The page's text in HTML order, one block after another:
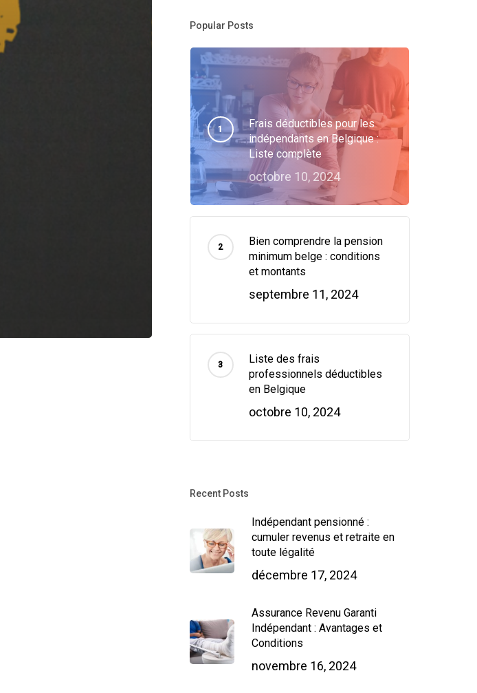
Popular Posts
Frais déductibles pour les
indépendants en Belgique :
Liste complète
octobre 10, 2024
Bien comprendre la pension
minimum belge : conditions
et montants
septembre 11, 2024
Liste des frais
professionnels déductibles
en Belgique
octobre 10, 2024
Recent Posts
Indépendant pensionné :
cumuler revenus et retraite en
toute légalité
décembre 17, 2024
Assurance Revenu Garanti
Indépendant : Avantages et
Conditions
novembre 16, 2024